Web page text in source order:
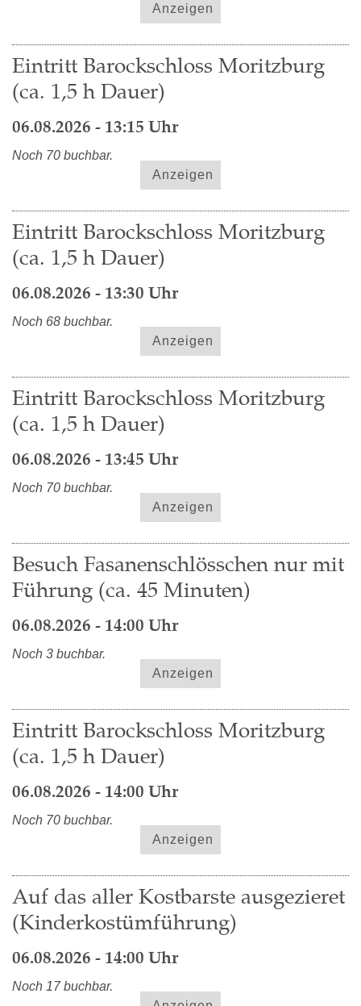
Anzeigen
Eintritt Barockschloss Moritzburg
(ca. 1,5 h Dauer)
06.08.2026 - 13:15 Uhr
Noch 70 buchbar.
Anzeigen
Eintritt Barockschloss Moritzburg
(ca. 1,5 h Dauer)
06.08.2026 - 13:30 Uhr
Noch 68 buchbar.
Anzeigen
Eintritt Barockschloss Moritzburg
(ca. 1,5 h Dauer)
06.08.2026 - 13:45 Uhr
Noch 70 buchbar.
Anzeigen
Besuch Fasanenschlösschen nur mit
Führung (ca. 45 Minuten)
06.08.2026 - 14:00 Uhr
Noch 3 buchbar.
Anzeigen
Eintritt Barockschloss Moritzburg
(ca. 1,5 h Dauer)
06.08.2026 - 14:00 Uhr
Noch 70 buchbar.
Anzeigen
Auf das aller Kostbarste ausgezieret
(Kinderkostümführung)
06.08.2026 - 14:00 Uhr
Noch 17 buchbar.